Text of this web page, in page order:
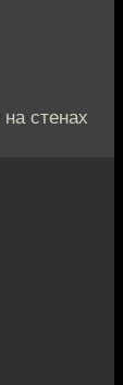
стенах